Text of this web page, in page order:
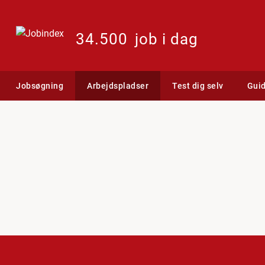
34.500 job i dag
Jobsøgning Arbejdspladser Test dig selv